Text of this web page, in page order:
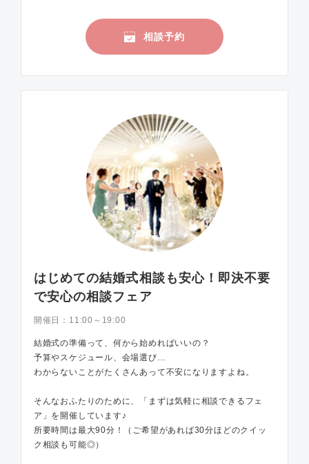
相談予約
はじめての結婚式相談も安心！即決不要
で安心の相談フェア
開催日： 11:00～19:00
結婚式の準備って、何から始めればいいの？
予算やスケジュール、会場選び…
わからないことがたくさんあって不安になりますよね。
そんなおふたりのために、「まずは気軽に相談できるフェ
ア」を開催しています♪
所要時間は最大90分！（ご希望があれば30分ほどのクイッ
ク相談も可能◎）